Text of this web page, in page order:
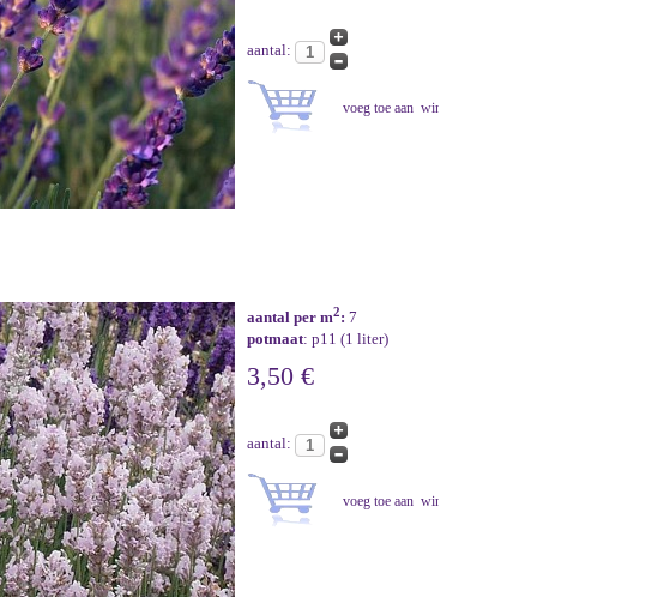
aantal:
aantal per m2: 7
potmaat: p11 (1 liter)
3,50 €
aantal: